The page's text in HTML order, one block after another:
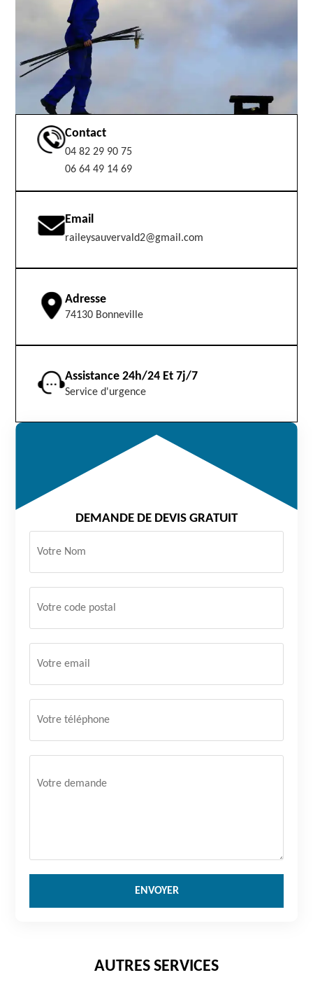
Contact
04 82 29 90 75
06 64 49 14 69
Email
raileysauvervald2@gmail.com
Adresse
74130 Bonneville
Assistance 24h/24 Et 7j/7
Service d'urgence
DEMANDE DE DEVIS GRATUIT
AUTRES SERVICES